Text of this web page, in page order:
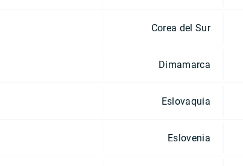
Corea del Sur
Dimamarca
Eslovaquia
Eslovenia